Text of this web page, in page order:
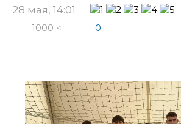
28 мая, 14:01
1000 < 0